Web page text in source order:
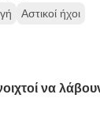
Αστικοί ήχοι
να